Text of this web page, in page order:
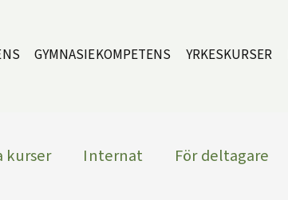
GYMNASIEKOMPETENS YRKESKURSER
kurser Internat För deltagare